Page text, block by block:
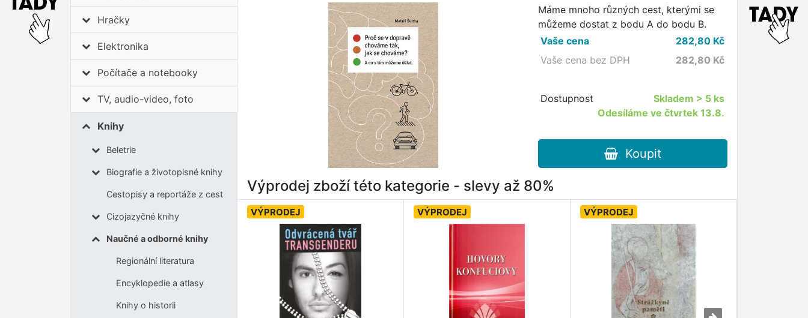
Hračky
Elektronika
Počítače a notebooky
TV, audio-video, foto
Knihy
Beletrie
Biografie a životopisné knihy
Cestopisy a reportáže z cest
Cizojazyčné knihy
Naučné a odborné knihy
Regionální literatura
Encyklopedie a atlasy
Knihy o historii
Máme mnoho různých cest, kterými se
můžeme dostat z bodu A do bodu B.
Vaše cena
282,80Kč
Vaše cena bez DPH
282,80 Kč
Dostupnost Skladem > 5 ks
Odesíláme ve čtvrtek 13.8.
Koupit
Výprodej zboží této kategorie - slevy až 80%
VÝPRODEJ VÝPRODEJ VÝPRODEJ